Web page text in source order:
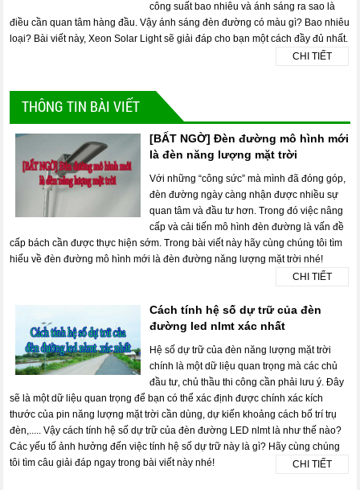
công suất bao nhiêu và ánh sáng ra sao là
điều cần quan tâm hàng đầu. Vậy ánh sáng đèn đường có màu gì? Bao nhiêu
loại? Bài viết này, Xeon Solar Light sẽ giải đáp cho bạn một cách đầy đủ nhất.
CHI TIẾT
THÔNG TIN BÀI VIẾT
[BẤT NGỜ] Đèn đường mô hình mới
là đèn năng lượng mặt trời
Với những “công sức” mà mình đã đóng góp,
đèn đường ngày càng nhận được nhiều sự
quan tâm và đầu tư hơn. Trong đó việc nâng
cấp và cải tiến mô hình đèn đường là vấn đề
cấp bách cần được thực hiện sớm. Trong bài viết này hãy cùng chúng tôi tìm
hiểu về đèn đường mô hình mới là đèn đường năng lượng mặt trời nhé!
CHI TIẾT
Cách tính hệ số dự trữ của đèn
đường led nlmt xác nhất
Hệ số dự trữ của đèn năng lượng mặt trời
chính là một dữ liệu quan trọng mà các chủ
đầu tư, chủ thầu thi công cần phải lưu ý. Đây
sẽ là một dữ liệu quan trọng để bạn có thể xác định được chính xác kích
thước của pin năng lượng mặt trời cần dùng, dự kiến khoảng cách bố trí trụ
đèn,..... Vậy cách tính hệ số dự trữ của đèn đường LED nlmt là như thế nào?
Các yếu tố ảnh hưởng đến việc tính hệ số dự trữ này là gì? Hãy cùng chúng
tôi tìm câu giải đáp ngay trong bài viết này nhé!
CHI TIẾT